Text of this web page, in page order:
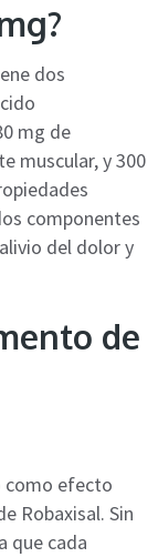
dos
mg de
muscular, y 300
componentes
del dolor y
de
como efecto
Robaxisal. Sin
que cada